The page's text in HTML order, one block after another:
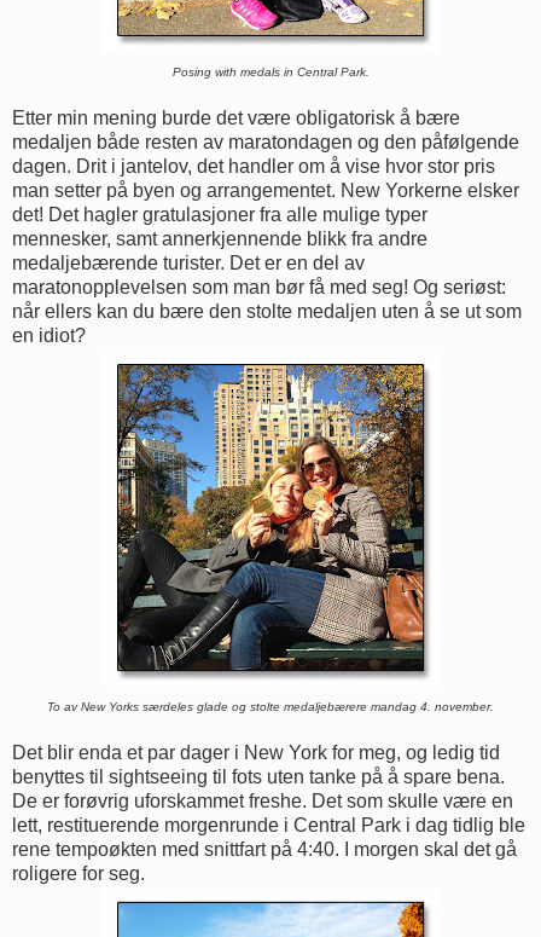
Posing with medals in Central Park.
Etter min mening burde det være obligatorisk å bære
medaljen både resten av maratondagen og den påfølgende
dagen. Drit i jantelov, det handler om å vise hvor stor pris
man setter på byen og arrangementet. New Yorkerne elsker
det! Det hagler gratulasjoner fra alle mulige typer
mennesker, samt annerkjennende blikk fra andre
medaljebærende turister. Det er en del av
maratonopplevelsen som man bør få med seg! Og seriøst:
når ellers kan du bære den stolte medaljen uten å se ut som
en idiot?
To av New Yorks særdeles glade og stolte medaljebærere mandag 4. november.
Det blir enda et par dager i New York for meg, og ledig tid
benyttes til sightseeing til fots uten tanke på å spare bena.
De er forøvrig uforskammet freshe. Det som skulle være en
lett, restituerende morgenrunde i Central Park i dag tidlig ble
rene tempoøkten med snittfart på 4:40. I morgen skal det gå
roligere for seg.